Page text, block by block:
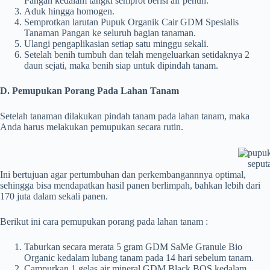
Aduk hingga homogen.
Semprotkan larutan Pupuk Organik Cair GDM Spesialis
Tanaman Pangan ke seluruh bagian tanaman.
Ulangi pengaplikasian setiap satu minggu sekali.
Setelah benih tumbuh dan telah mengeluarkan setidaknya 2
daun sejati, maka benih siap untuk dipindah tanam.
D. Pemupukan Porang Pada Lahan Tanam
Setelah tanaman dilakukan pindah tanam pada lahan tanam, maka
Anda harus melakukan pemupukan secara rutin.
Ini bertujuan agar pertumbuhan dan perkembangannnya optimal,
sehingga bisa mendapatkan hasil panen berlimpah, bahkan lebih dari
170 juta dalam sekali panen.
Berikut ini cara pemupukan porang pada lahan tanam :
Taburkan secara merata 5 gram GDM SaMe Granule Bio
Organic kedalam lubang tanam pada 14 hari sebelum tanam.